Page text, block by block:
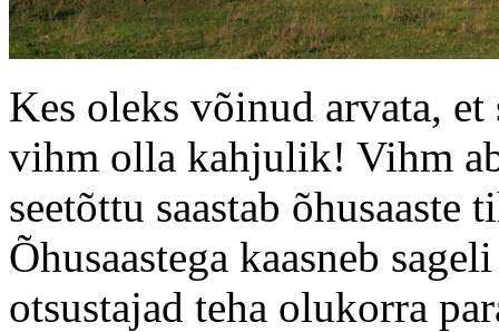
Kes oleks võinud arvata,
vihm olla kahjulik! Vihm
seetõttu saastab
Õhusaastega kaasneb
otsustajad teha olukorra